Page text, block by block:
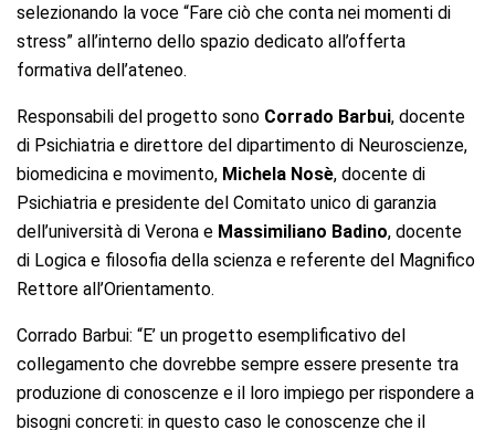
selezionando la voce “Fare ciò che conta nei momenti di
stress” all’interno dello spazio dedicato all’offerta
formativa dell’ateneo.
Responsabili del progetto sono Corrado Barbui, docente
di Psichiatria e direttore del dipartimento di Neuroscienze,
biomedicina e movimento, Michela Nosè, docente di
Psichiatria e presidente del Comitato unico di garanzia
dell’università di Verona e Massimiliano Badino, docente
di Logica e filosofia della scienza e referente del Magnifico
Rettore all’Orientamento.
Corrado Barbui: “E’ un progetto esemplificativo del
collegamento che dovrebbe sempre essere presente tra
produzione di conoscenze e il loro impiego per rispondere a
bisogni concreti: in questo caso le conoscenze che il